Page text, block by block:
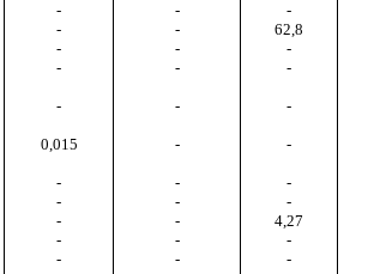
- - -
- - 62,8
- - -
- - -
- - -
0,015 - -
- - -
- - -
- - 4,27
- - -
- - -